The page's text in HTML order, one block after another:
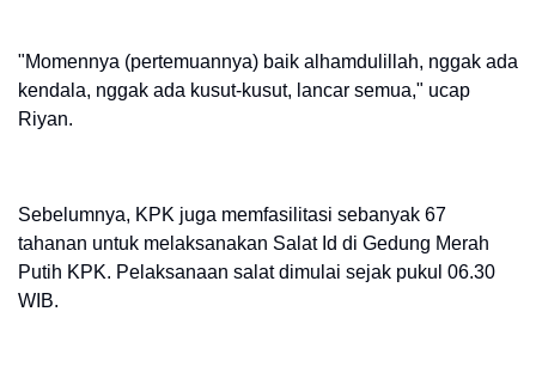
"Momennya (pertemuannya) baik alhamdulillah, nggak ada
kendala, nggak ada kusut-kusut, lancar semua," ucap
Riyan.
Sebelumnya, KPK juga memfasilitasi sebanyak 67
tahanan untuk melaksanakan Salat Id di Gedung Merah
Putih KPK. Pelaksanaan salat dimulai sejak pukul 06.30
WIB.